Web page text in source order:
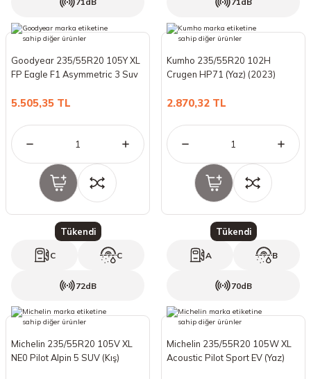
Goodyear 235/55R20 105Y XL
FP Eagle F1 Asymmetric 3 Suv
5.505,35 TL
Kumho 235/55R20 102H
Crugen HP71 (Yaz) (2023)
2.870,32 TL
Tükendi
C C
72dB
Michelin 235/55R20 105V XL
NE0 Pilot Alpin 5 SUV (Kış)
Tükendi
A B
70dB
Michelin 235/55R20 105W XL
Acoustic Pilot Sport EV (Yaz)